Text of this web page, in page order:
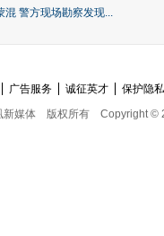
混 警方现场勘察发现...
广告服务 诚征英才
保护隐
新媒体
版权所有 Copyright ©